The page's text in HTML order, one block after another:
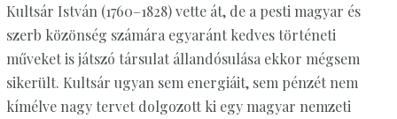
Kultsár István (1760–1828) vette át, de a pesti magyar és
szerb közönség számára egyaránt kedves történeti
műveket is játszó társulat állandósulása ekkor mégsem
sikerült. Kultsár ugyan sem energiáit, sem pénzét nem
kímélve nagy tervet dolgozott ki egy magyar nemzeti